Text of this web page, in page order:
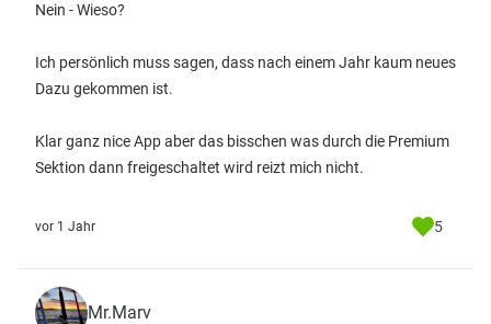
Nein - Wieso?
Ich persönlich muss sagen, dass nach einem Jahr kaum neues
Dazu gekommen ist.
Klar ganz nice App aber das bisschen was durch die Premium
Sektion dann freigeschaltet wird reizt mich nicht.
vor 1 Jahr 5
Mr.Marv